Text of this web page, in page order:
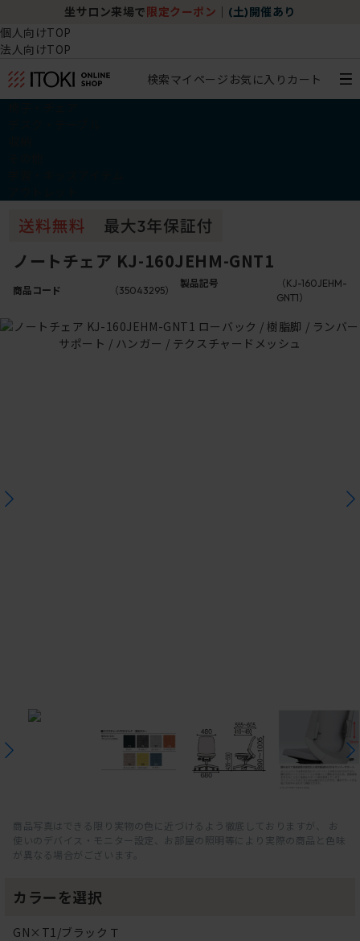
坐サロン来場で 限定クーポン (土)開催あり
個人向けTOP
法人向けTOP
検索マイページ お気に入り カート
ノートチェア KJ-160JEHM-GNT1
商品コード （35043295）
製品記号
（KJ-160JEHM-
GNT1）
商品写真はできる限り実物の色に近づけるよう徹底しておりますが、 お
使いのデバイス・モニター設定、お部屋の照明等により実際の商品と色味
が異なる場合がございます。
カラーを選択
GN×T1/ブラックＴ